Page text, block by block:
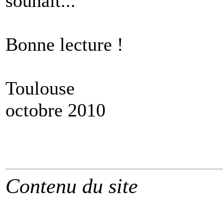
Bonne lecture !
Toulouse
octobre 2010
Contenu du site